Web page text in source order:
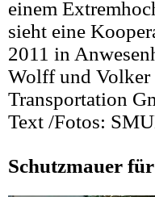
einem
sieht eine
2011 in
Wolff und Volker
Transportation
Text /Fotos:
Schutzmauer